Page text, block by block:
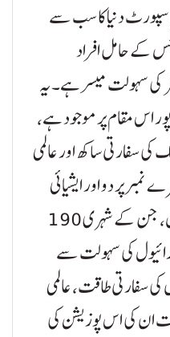
دنیا کا سب سے
کے حامل افراد
سفر کی سہولت میسر ہے۔ یہ
اس مقام پر موجود ہے،
سفارتی ساکھ اور عالمی
نمبر پر دو اور ایشیائی
ممالک جاپان اور جنوبی کوریا ہیں، جن کے شہری 190
کی سہولت سے
کی سفارتی طاقت، عالمی
ان کی اس پوزیشن کی